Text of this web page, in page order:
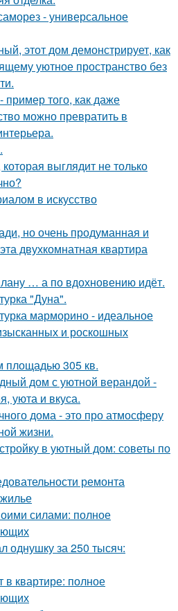
- универсальное
этот дом демонстрирует, как
уютное пространство без
пример того, как даже
можно превратить в
выглядит не только
в искусство
но очень продуманная и
двухкомнатная квартира
… а по вдохновению идёт.
"Дуна".
марморино - идеальное
и роскошных
площадью 305 кв.
дом с уютной верандой -
уюта и вкуса.
дома - это про атмосферу
жизни.
в уютный дом: советы по
ремонта
силами: полное
однушку за 250 тысяч:
в квартире: полное